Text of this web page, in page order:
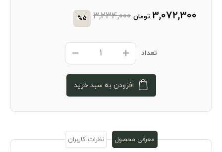
3,072,300 تومان 3,234,000
%5
تعداد
افزودن به سبد خرید
معرفی محصول نظرات کاربران